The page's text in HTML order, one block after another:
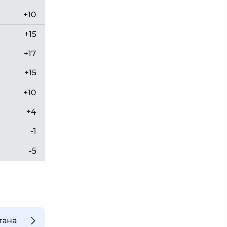
+10
+15
+17
+15
+10
+4
-1
-5